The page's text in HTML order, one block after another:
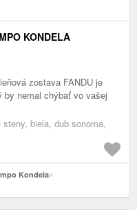
KONDELA
zostava FANDU je
nemal chýbať vo vašej
biela, dub sonoma,
Kondela